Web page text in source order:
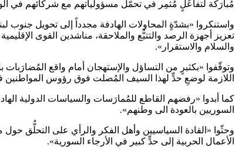
مُبارَكة لتفاعُلٍ مُثمِر في تحمّل مسؤولياتهم مع شركائهم في
تعزيز أجهزة الرصد والتتبُّع والملاحقة، مناشدين القوى
والسلام والاستقرار».
وتوقّفوا «بكثيرٍ من التساؤل والإستهجان أمام واقع المُضارَبات
اللازمة لوضعِ حدٍّ لهذا السيف المُصلت فوق رؤوس المواطنين
كما أبدوا «رفضهم القاطع للمُمارَسات والسياسات الدولية
السوريين بالعودة الى وطنهم».
وحثّوا «القادة السياسيين وأهل الفكر والرأي على التحلُّق حول
الأعمال الحربية إلى حدٍّ كبير في الأرجاء السورية».